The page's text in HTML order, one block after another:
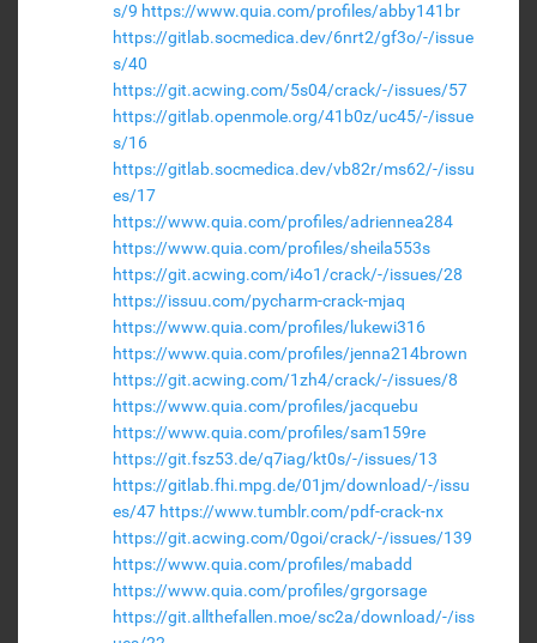
s/9 https://www.quia.com/profiles/abby141br
https://gitlab.socmedica.dev/6nrt2/gf3o/-/issue
s/40
https://git.acwing.com/5s04/crack/-/issues/57
https://gitlab.openmole.org/41b0z/uc45/-/issue
s/16
https://gitlab.socmedica.dev/vb82r/ms62/-/issu
es/17
https://www.quia.com/profiles/adriennea284
https://www.quia.com/profiles/sheila553s
https://git.acwing.com/i4o1/crack/-/issues/28
https://issuu.com/pycharm-crack-mjaq
https://www.quia.com/profiles/lukewi316
https://www.quia.com/profiles/jenna214brown
https://git.acwing.com/1zh4/crack/-/issues/8
https://www.quia.com/profiles/jacquebu
https://www.quia.com/profiles/sam159re
https://git.fsz53.de/q7iag/kt0s/-/issues/13
https://gitlab.fhi.mpg.de/01jm/download/-/issu
es/47 https://www.tumblr.com/pdf-crack-nx
https://git.acwing.com/0goi/crack/-/issues/139
https://www.quia.com/profiles/mabadd
https://www.quia.com/profiles/grgorsage
https://git.allthefallen.moe/sc2a/download/-/iss